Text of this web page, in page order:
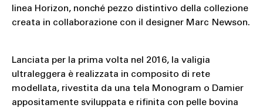
linea Horizon, nonché pezzo distintivo della collezione
creata in collaborazione con il designer Marc Newson.
Lanciata per la prima volta nel 2016, la valigia
ultraleggera è realizzata in composito di rete
modellata, rivestita da una tela Monogram o Damier
appositamente sviluppata e rifinita con pelle bovina